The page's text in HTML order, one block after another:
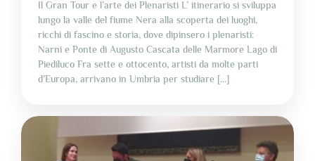
Il Gran Tour e l’arte dei Plenaristi L’ itinerario si sviluppa
lungo la valle del fiume Nera alla scoperta dei luoghi,
ricchi di fascino e storia, dove dipinsero i plenaristi:
Narni e Ponte di Augusto Cascata delle Marmore Lago di
Piediluco Fra sette e ottocento, artisti da molte parti
d’Europa, arrivano in Umbria per studiare […]